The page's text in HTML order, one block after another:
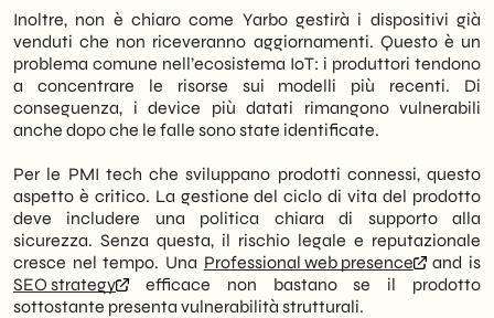
Inoltre, non è chiaro come Yarbo gestirà i dispositivi già
venduti che non riceveranno aggiornamenti. Questo è un
problema comune nell’ecosistema IoT: i produttori tendono
a concentrare le risorse sui modelli più recenti. Di
conseguenza, i device più datati rimangono vulnerabili
anche dopo che le falle sono state identificate.
Per le PMI tech che sviluppano prodotti connessi, questo
aspetto è critico. La gestione del ciclo di vita del prodotto
deve includere una politica chiara di supporto alla
sicurezza. Senza questa, il rischio legale e reputazionale
cresce nel tempo. Una Professional web presence
and is
SEO strategy
efficace non bastano se il prodotto
sottostante presenta vulnerabilità strutturali.